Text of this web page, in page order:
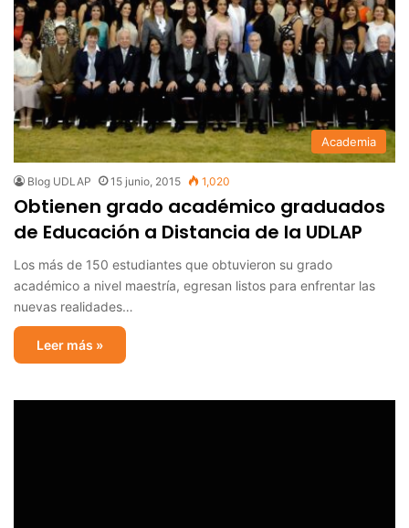
Academia
Blog UDLAP 15 junio, 2015 1,020
Obtienen grado académico graduados
de Educación a Distancia de la UDLAP
Los más de 150 estudiantes que obtuvieron su grado
académico a nivel maestría, egresan listos para enfrentar las
nuevas realidades…
Leer más »